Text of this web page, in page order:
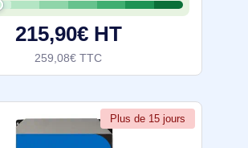
2.5", Interface: Série ATA III
215,90€ HT
259,08€ TTC
Plus de 15 jours